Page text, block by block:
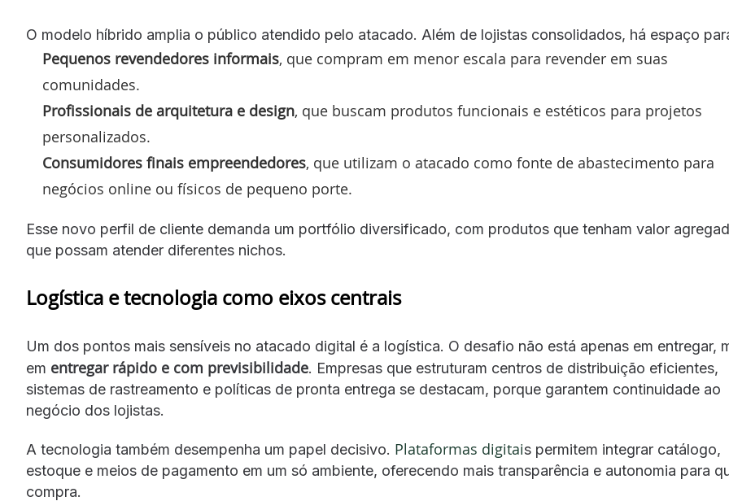
O modelo híbrido amplia o público atendido pelo atacado. Além de lojistas consolidados, há espaço
Pequenos revendedores informais, que compram em menor escala para revender em suas
comunidades.
Profissionais de arquitetura e design, que buscam produtos funcionais e estéticos para projetos
personalizados.
Consumidores finais empreendedores, que utilizam o atacado como fonte de abastecimento para
negócios online ou físicos de pequeno porte.
Esse novo perfil de cliente demanda um portfólio diversificado, com produtos que tenham valor
que possam atender diferentes nichos.
Logística e tecnologia como eixos centrais
Um dos pontos mais sensíveis no atacado digital é a logística. O desafio não está apenas em entregar,
em entregar rápido e com previsibilidade. Empresas que estruturam centros de distribuição eficientes,
sistemas de rastreamento e políticas de pronta entrega se destacam, porque garantem continuidade ao
negócio dos lojistas.
A tecnologia também desempenha um papel decisivo. Plataformas digitais permitem integrar catálogo,
estoque e meios de pagamento em um só ambiente, oferecendo mais transparência e autonomia para
compra.